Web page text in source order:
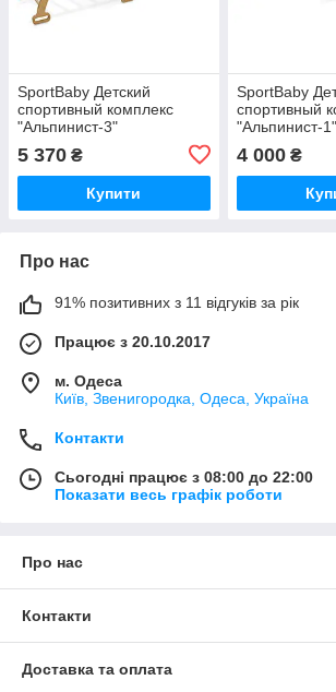
SportBaby Детский
спортивный комплекс
"Альпинист-3"
5 370 ₴
Купити
SportBaby
спортивный
"Альпинист-1"
4 000₴
Про нас
91% позитивних з 11 відгуків за рік
Працює з 20.10.2017
м. Одеса
Київ, Звенигородка, Одеса, Україна
Контакти
Сьогодні працює з 08:00 до 22:00
Показати весь графік роботи
Про нас
Контакти
Доставка та оплата